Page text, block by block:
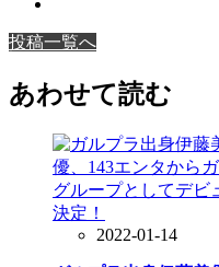
投稿一覧へ
あわせて読む
2022-01-14